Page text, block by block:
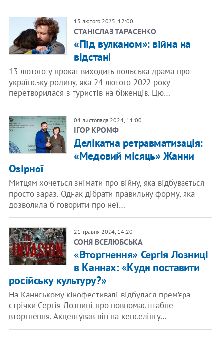
13 лютого 2025, 12:00
СТАНІСЛАВ ТАРАСЕНКО
«Під вулканом»: війна на
відстані
13 лютого у прокат виходить польська драма про
українську родину, яка 24 лютого 2022 року
перетворилася з туристів на біженців. Цю…
04 листопада 2024, 11:00
ІГОР КРОМФ
Делікатна ретравматизація:
«Медовий місяць» Жанни
Озірної
Митцям хочеться знімати про війну, яка відбувається
просто зараз. Однак дібрати правильну форму, яка
дозволила б говорити про неї…
21 травня 2024, 14:20
СОНЯ ВСЕЛЮБСЬКА
«Вторгнення» Сергія Лозниці
в Каннах: «Куди поставити
російську культуру?»
На Каннському кінофестивалі відбулася прем’єра
стрічки Сергія Лозниці про повномасштабне
вторгнення. Акцентував він на кенселінгу…